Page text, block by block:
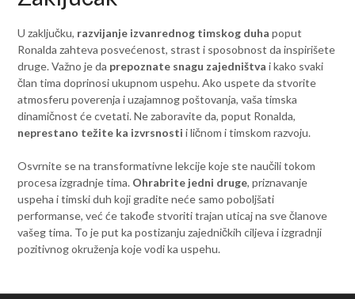
U zaključku, razvijanje izvanrednog timskog duha poput
Ronalda zahteva posvećenost, strast i sposobnost da inspirišete
druge. Važno je da prepoznate snagu zajedništva i kako svaki
član tima doprinosi ukupnom uspehu. Ako uspete da stvorite
atmosferu poverenja i uzajamnog poštovanja, vaša timska
dinamičnost će cvetati. Ne zaboravite da, poput Ronalda,
neprestano težite ka izvrsnosti i ličnom i timskom razvoju.
Osvrnite se na transformativne lekcije koje ste naučili tokom
procesa izgradnje tima. Ohrabrite jedni druge, priznavanje
uspeha i timski duh koji gradite neće samo poboljšati
performanse, već će takođe stvoriti trajan uticaj na sve članove
vašeg tima. To je put ka postizanju zajedničkih ciljeva i izgradnji
pozitivnog okruženja koje vodi ka uspehu.